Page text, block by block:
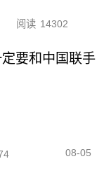
阅读 14302
要和中国联手
08-05